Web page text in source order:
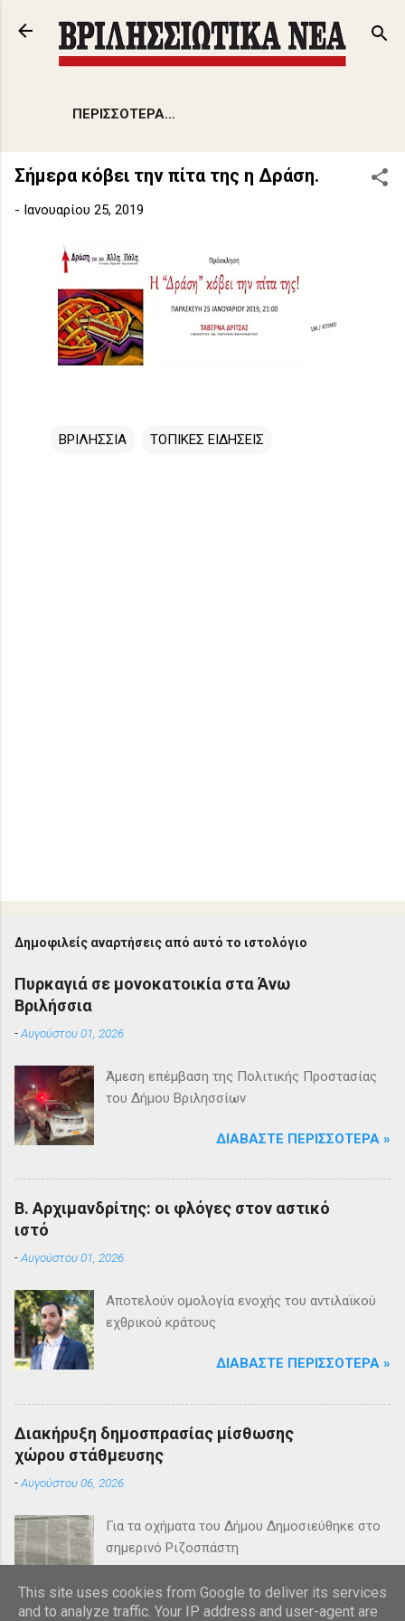
Μετάβαση στο κύριο περιεχόμενο
ΠΕΡΙΣΣΌΤΕΡΑ…
Σήμερα κόβει την πίτα της η Δράση.
- Ιανουαρίου 25, 2019
ΒΡΙΛΗΣΣΙΑ ΤΟΠΙΚΕΣ ΕΙΔΗΣΕΙΣ
Δημοφιλείς αναρτήσεις από αυτό το ιστολόγιο
Πυρκαγιά σε μονοκατοικία στα Άνω
Βριλήσσια
-Αυγούστου 01, 2026
Άμεση επέμβαση της Πολιτικής Προστασίας
του Δήμου Βριλησσίων
ΔΙΑΒΆΣΤΕ ΠΕΡΙΣΣΌΤΕΡΑ »
Β. Αρχιμανδρίτης: οι φλόγες στον αστικό
ιστό
-Αυγούστου 01, 2026
Αποτελούν ομολογία ενοχής του αντιλαϊκού
εχθρικού κράτους
ΔΙΑΒΆΣΤΕ ΠΕΡΙΣΣΌΤΕΡΑ »
Διακήρυξη δημοσπρασίας μίσθωσης
χώρου στάθμευσης
-Αυγούστου 06, 2026
Για τα οχήματα του Δήμου Δημοσιεύθηκε στο
σημερινό Ριζοσπάστη
ΔΙΑΒΆΣΤΕ ΠΕΡΙΣΣΌΤΕΡΑ »
This site uses cookies from Google to deliver its services
and to analyze traffic. Your IP address and user-agent are